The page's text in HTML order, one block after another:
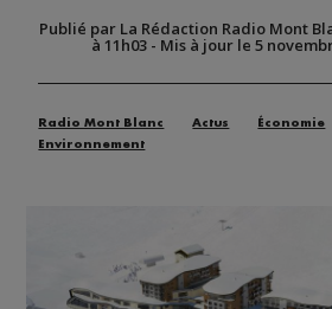
Publié par La Rédaction Radio Mont
à 11h03 - Mis à jour le 5
Radio Mont Blanc Actus
Économie
Environnement